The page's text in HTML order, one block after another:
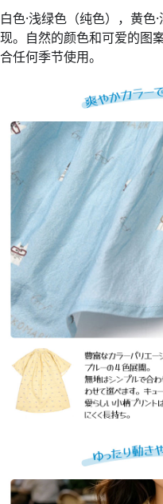
白色·浅绿色（纯色），黄
现。自然的颜色和可爱的图
合任何季节使用。